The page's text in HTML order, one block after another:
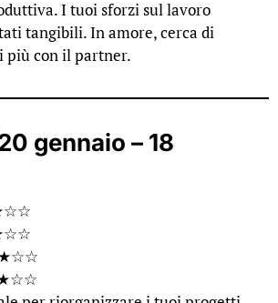
I tuoi sforzi sul lavoro
tangibili. In amore, cerca di
più con il partner.
gennaio – 18